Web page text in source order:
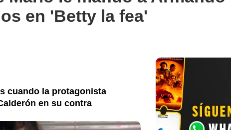
en 'Betty la fea'
cuando la protagonista
en su contra